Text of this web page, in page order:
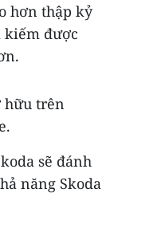
hơn thập kỷ
kiếm được
hữu trên
sẽ đánh
năng Skoda